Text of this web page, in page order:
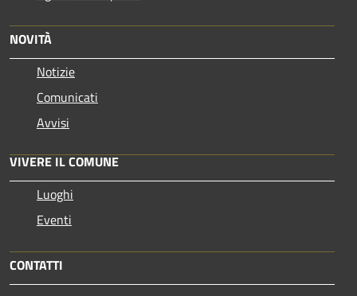
NOVITÀ
Notizie
Comunicati
Avvisi
VIVERE IL COMUNE
Luoghi
Eventi
CONTATTI